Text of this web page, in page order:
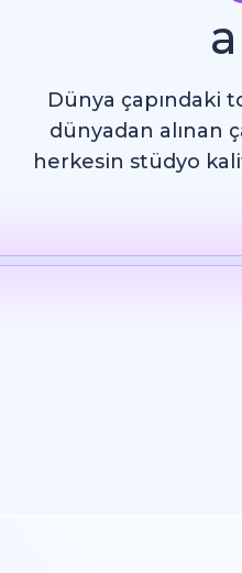
Dünya çapındaki
dünyadan alınan
herkesin stüdyo